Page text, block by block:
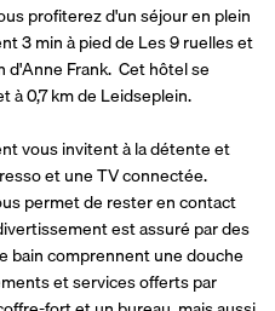
profiterez d'un séjour en plein
3 min à pied de Les 9 ruelles et
d'Anne Frank.  Cet hôtel se
à 0,7 km de Leidseplein.
vous invitent à la détente et
et une TV connectée.
permet de rester en contact
est assuré par des
bain comprennent une douche
et services offerts par